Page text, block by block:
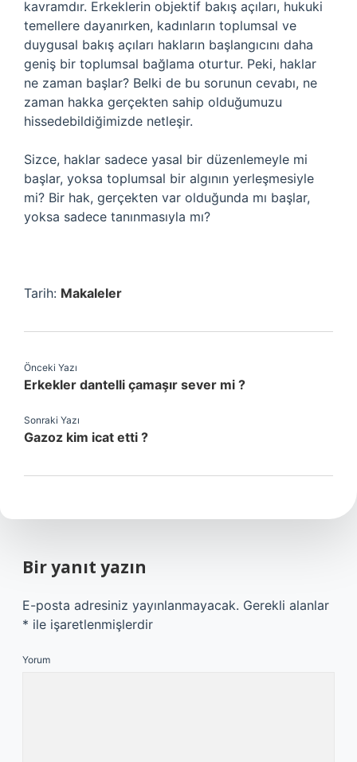
kavramdır. Erkeklerin objektif bakış açıları, hukuki
temellere dayanırken, kadınların toplumsal ve
duygusal bakış açıları hakların başlangıcını daha
geniş bir toplumsal bağlama oturtur. Peki, haklar
ne zaman başlar? Belki de bu sorunun cevabı, ne
zaman hakka gerçekten sahip olduğumuzu
hissedebildiğimizde netleşir.
Sizce, haklar sadece yasal bir düzenlemeyle mi
başlar, yoksa toplumsal bir algının yerleşmesiyle
mi? Bir hak, gerçekten var olduğunda mı başlar,
yoksa sadece tanınmasıyla mı?
Tarih: Makaleler
Önceki Yazı
Erkekler dantelli çamaşır sever mi ?
Sonraki Yazı
Gazoz kim icat etti ?
Bir yanıt yazın
E-posta adresiniz yayınlanmayacak. Gerekli alanlar
* ile işaretlenmişlerdir
Yorum